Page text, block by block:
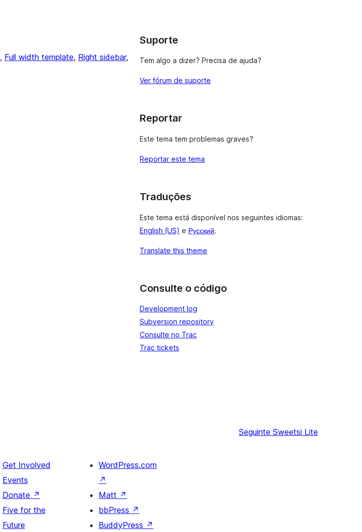
, Full width template, Right sidebar
Suporte
Tem algo a dizer? Precisa de ajuda?
Ver fórum de suporte
Reportar
Este tema tem problemas graves?
Reportar este tema
Traduções
Este tema está disponível nos seguintes idiomas:
English (US) e Русский.
Translate this theme
Consulte o código
Development log
Subversion repository
Consulte no Trac
Trac tickets
Seguinte Sweetsi Lite
Get Involved
Events
Donate ↗
Five for the
Future
WordPress.com
↗
Matt ↗
bbPress ↗
BuddyPress ↗